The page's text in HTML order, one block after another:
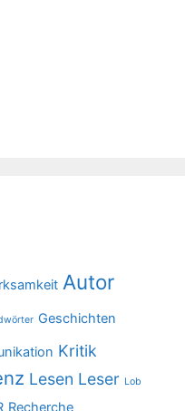
Autor
Geschichten
Kritik
Lesen Leser Lob
Recherche